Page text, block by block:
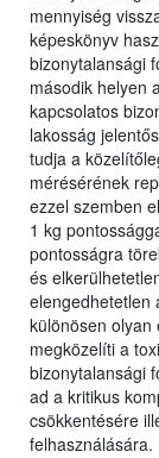
mennyiség
képeskönyv
bizonytalansági
második helyen
kapcsolatos
lakosság
tudja a
mérésérének
ezzel szemben
1 kg
pontosságra
és
elengedhetetlen
különösen olyan
megközelíti a
bizonytalansági
ad a kritikus
csökkentésére
felhasználására.